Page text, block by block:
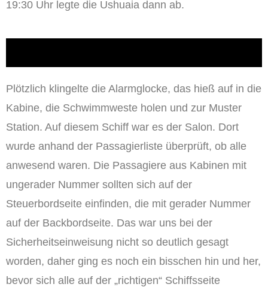
19:30 Uhr legte die Ushuaia dann ab.
Plötzlich klingelte die Alarmglocke, das hieß auf in die
Kabine, die Schwimmweste holen und zur Muster
Station. Auf diesem Schiff war es der Salon. Dort
wurde anhand der Passagierliste überprüft, ob alle
anwesend waren. Die Passagiere aus Kabinen mit
ungerader Nummer sollten sich auf der
Steuerbordseite einfinden, die mit gerader Nummer
auf der Backbordseite. Das war uns bei der
Sicherheitseinweisung nicht so deutlich gesagt
worden, daher ging es noch ein bisschen hin und her,
bevor sich alle auf der „richtigen“ Schiffsseite